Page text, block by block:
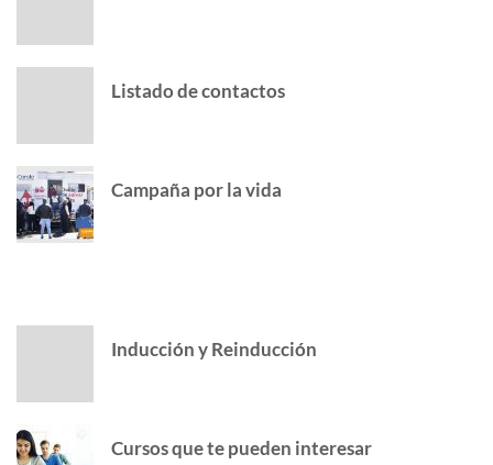
Listado de contactos
Campaña por la vida
Inducción y Reinducción
Cursos que te pueden interesar